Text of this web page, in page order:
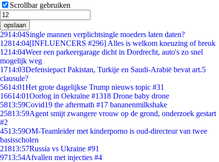
Scrollbar gebruiken
opslaan
2914:04Single mannen verplichtsingle moeders laten daten?
12814:04[INFLUENCERS #296] Alles is welkom kneuzing of breuk
1214:04Weer een parkeergarage dicht in Dordrecht, auto's zo snel
mogelijk weg
1714:03Defensiepact Pakistan, Turkije en Saudi-Arabië bevat art.5
clausule?
5614:01Het grote dagelijkse Trump nieuws topic #31
16614:01Oorlog in Oekraïne #1318 Drone baby drone
5813:59Covid19 the aftermath #17 bananenmilkshake
25813:59Agent smijt zwangere vrouw op de grond, onderzoek gestart
#2
4513:59OM-Teamleider met kinderporno is oud-directeur van twee
basisscholen
21813:57Russia vs Ukraine #91
9713:54Afvallen met injecties #4